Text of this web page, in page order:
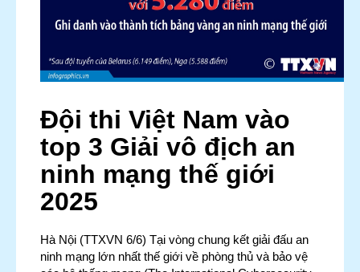
Đội thi Việt Nam vào
top 3 Giải vô địch an
ninh mạng thế giới
2025
Hà Nội (TTXVN 6/6) Tại vòng chung kết giải đấu an
ninh mạng lớn nhất thế giới về phòng thủ và bảo vệ